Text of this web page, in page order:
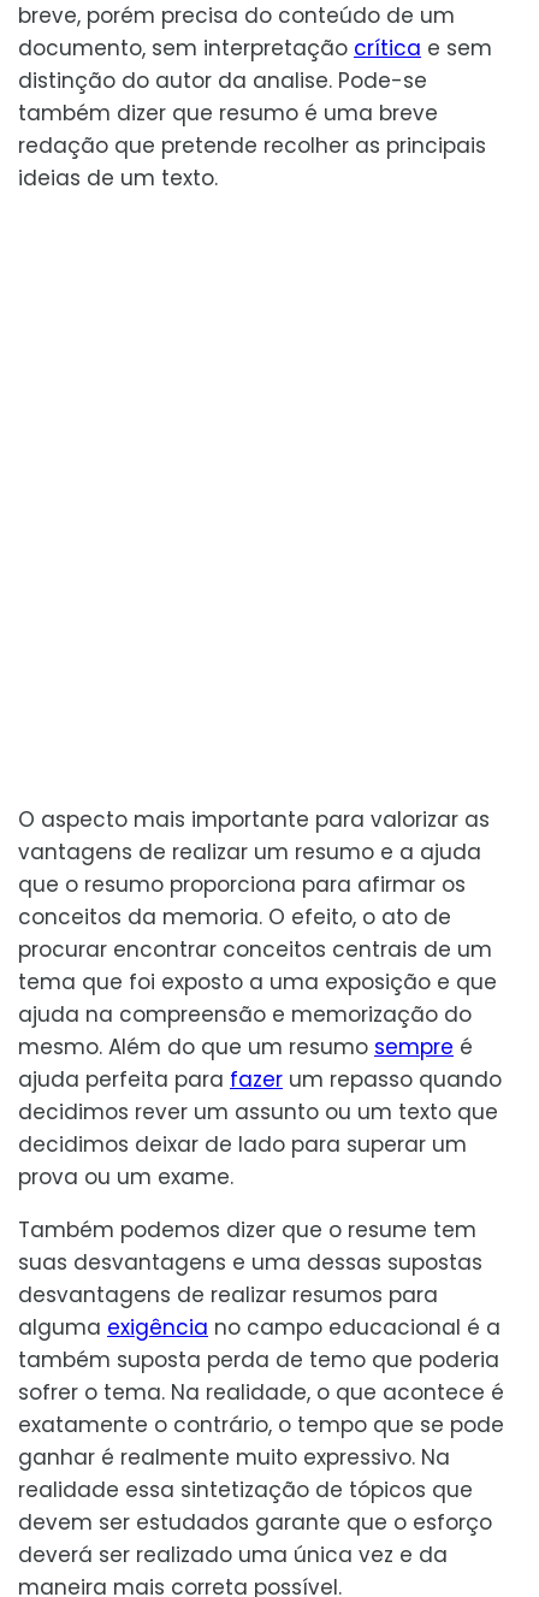
breve, porém precisa do conteúdo de um
documento, sem interpretação crítica e sem
distinção do autor da analise. Pode-se
também dizer que resumo é uma breve
redação que pretende recolher as principais
ideias de um texto.
O aspecto mais importante para valorizar as
vantagens de realizar um resumo e a ajuda
que o resumo proporciona para afirmar os
conceitos da memoria. O efeito, o ato de
procurar encontrar conceitos centrais de um
tema que foi exposto a uma exposição e que
ajuda na compreensão e memorização do
mesmo. Além do que um resumo sempre é
ajuda perfeita para fazer um repasso quando
decidimos rever um assunto ou um texto que
decidimos deixar de lado para superar um
prova ou um exame.
Também podemos dizer que o resume tem
suas desvantagens e uma dessas supostas
desvantagens de realizar resumos para
alguma exigência no campo educacional é a
também suposta perda de temo que poderia
sofrer o tema. Na realidade, o que acontece é
exatamente o contrário, o tempo que se pode
ganhar é realmente muito expressivo. Na
realidade essa sintetização de tópicos que
devem ser estudados garante que o esforço
deverá ser realizado uma única vez e da
maneira mais correta possível.